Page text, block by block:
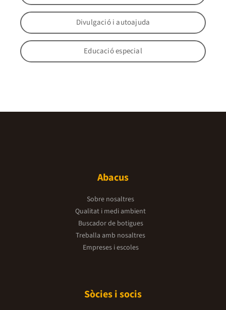
Divulgació i autoajuda
Educació especial
Abacus
Sobre nosaltres
Qualitat i medi ambient
Buscador de botigues
Treballa amb nosaltres
Empreses i escoles
Sòcies i socis